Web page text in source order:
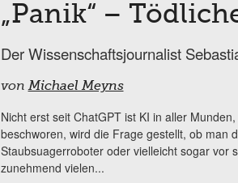
„Panik“ –
Der Wissenschaftsjournalist
vonMichael Meyns
Nicht erst seit ChatGPT ist KI in aller
beschworen, wird die Frage gestellt, ob man
Staubsuagerroboter oder vielleicht sogar vor
zunehmend vielen...